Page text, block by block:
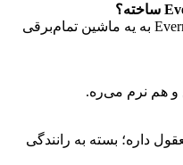
آره، همونه! نسل 964 کلاسیکه که Everrati به یه ماشین تمام‌برقی
معقول داره؛ بسته به رانندگی